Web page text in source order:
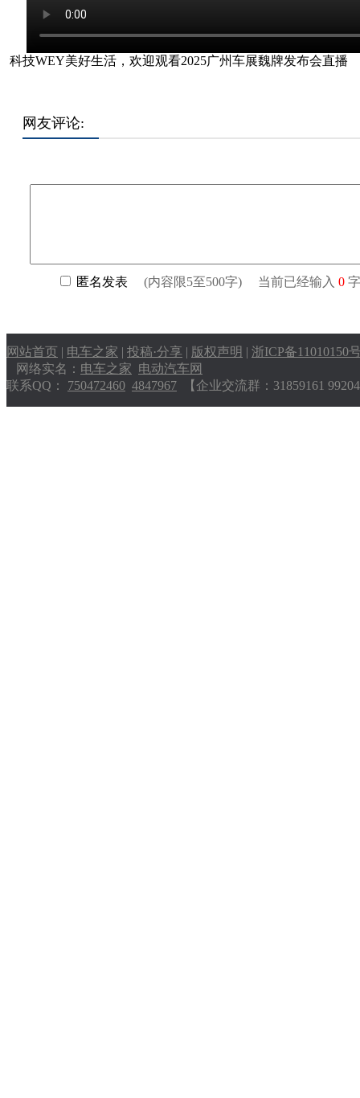
科技WEY美好生活，欢迎观看2025广州车展魏牌发布会直播
网友评论:
网站首页 | 电车之家 | 投稿·分享 | 版权声明 | 浙ICP备11010150
网络实名： 电车之家 电动汽车网
联系QQ： 750472460 4847967 【企业交流群：31859161